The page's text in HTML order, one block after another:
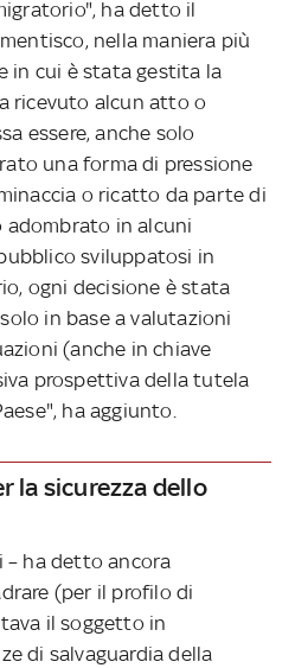
ha detto il
nella maniera più
in cui è stata gestita la
ricevuto alcun atto o
essere, anche solo
una forma di pressione
o ricatto da parte di
adombrato in alcuni
sviluppatosi in
ogni decisione è stata
in base a valutazioni
(anche in chiave
prospettiva della tutela
ha aggiunto.
la sicurezza dello
– ha detto ancora
(per il profilo di
il soggetto in
di salvaguardia della